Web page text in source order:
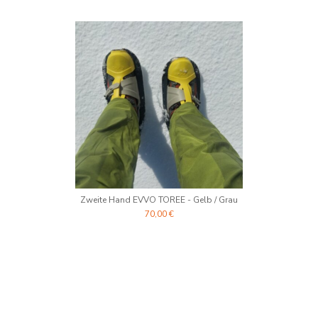
Zweite Hand EVVO TOREE - Gelb / Grau
70,00 €